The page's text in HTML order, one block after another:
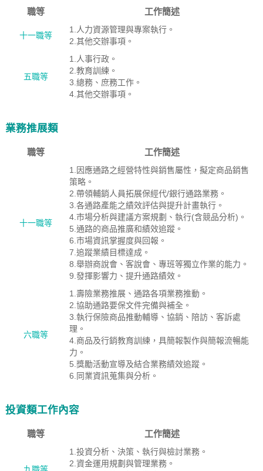
職等 工作簡述
十一職等
1.人力資源管理與專案執行。
2.其他交辦事項。
五職等
1.人事行政。
2.教育訓練。
3.總務、庶務工作。
4.其他交辦事項。
業務推展類
職等 工作簡述
十一職等
1.因應通路之經營特性與銷售屬性，擬定商品銷售
策略。
2.帶領輔銷人員拓展保經代/銀行通路業務。
3.各通路產能之績效評估與提升計畫執行。
4.市場分析與建議方案規劃、執行(含競品分析)。
5.通路的商品推廣和績效追蹤。
6.市場資訊掌握度與回報。
7.追蹤業績目標達成。
8.舉辦商說會、客說會、專班等獨立作業的能力。
9.發揮影響力、提升通路績效。
六職等
1.壽險業務推展、通路各項業務推動。
2.協助通路要保文件完備與補全。
3.執行保險商品推動輔導、協銷、陪訪、客訴處
理。
4.商品及行銷教育訓練，具簡報製作與簡報流暢能
力。
5.獎勵活動宣導及結合業務績效追蹤。
6.同業資訊蒐集與分析。
投資類工作內容
職等 工作簡述
1.投資分析、決策、執行與檢討業務。
2.資金運用規劃與管理業務。